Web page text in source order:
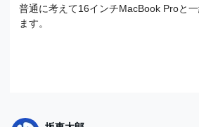
普通に考えて16インチMacBook Proと
ます。